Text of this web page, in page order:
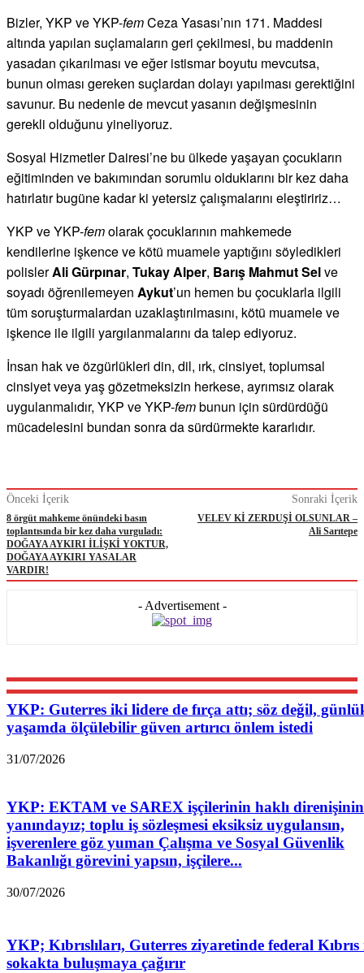
Bizler, YKP ve YKP-femCeza Yasası’nın 171. Maddesi
altında yapılan suçlamaların geri çekilmesi, bu maddenin
yasadan çıkarılması ve eğer istismar boyutu mevcutsa,
bunun olması gereken suçlardan dolayı yapılması gerektiğini
savunur. Bu nedenle de mevcut yasanın değişmesinin
gerekli olduğunu yineliyoruz.
Sosyal Hizmetler Dairesi’ne bu ülkede yaşayan çocukların
eğitiminden ve bakımından sorumlu olduklarını bir kez daha
hatırlatır bugüne kadar ki yetersiz çalışmalarını eleştiririz…
YKP ve YKP-femolarak çocuklarının mahkemede
kendilerine işkence ve kötü muamele yaptığını söyledikleri
polislerAli Gürpınar, Tukay Alper, Barış Mahmut Selve
soyadı öğrenilemeyen Aykut’un hemen bu çocuklarla ilgili
tüm soruşturmalardan uzaklaştırılmasını, kötü muamele ve
işkence ile ilgili yargılanmalarını da talep ediyoruz.
İnsan hak ve özgürlükleri din, dil, ırk, cinsiyet, toplumsal
cinsiyet veya yaş gözetmeksizin herkese, ayrımsız olarak
uygulanmalıdır, YKP ve YKP-fembunun için sürdürdüğü
mücadelesini bundan sonra da sürdürmekte kararlıdır.
Önceki İçerik
8 örgüt mahkeme önündeki basın
toplantısında bir kez daha vurguladı:
DOĞAYA AYKIRI İLİŞKİ YOKTUR,
DOĞAYA AYKIRI YASALAR
VARDIR!
Sonraki İçerik
VELEV Kİ ZERDUŞİ OLSUNLAR –
Ali Sarıtepe
- Advertisement -
YKP: Guterres iki lidere de fırça attı; söz değil,
yaşamda ölçülebilir güven artırıcı önlem istedi
31/07/2026
YKP: EKTAM ve SAREX işçilerinin haklı direnişinin
yanındayız; toplu iş sözleşmesi eksiksiz uygulansın,
işverenlere göz yuman Çalışma ve Sosyal Güvenlik
Bakanlığı görevini yapsın, işçilere...
30/07/2026
YKP; Kıbrıslıları, Guterres ziyaretinde federal
sokakta buluşmaya çağırır